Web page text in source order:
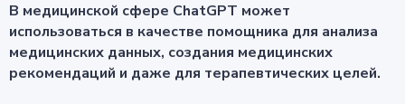
В медицинской сфере ChatGPT может
использоваться в качестве помощника для анализа
медицинских данных, создания медицинских
рекомендаций и даже для терапевтических целей.